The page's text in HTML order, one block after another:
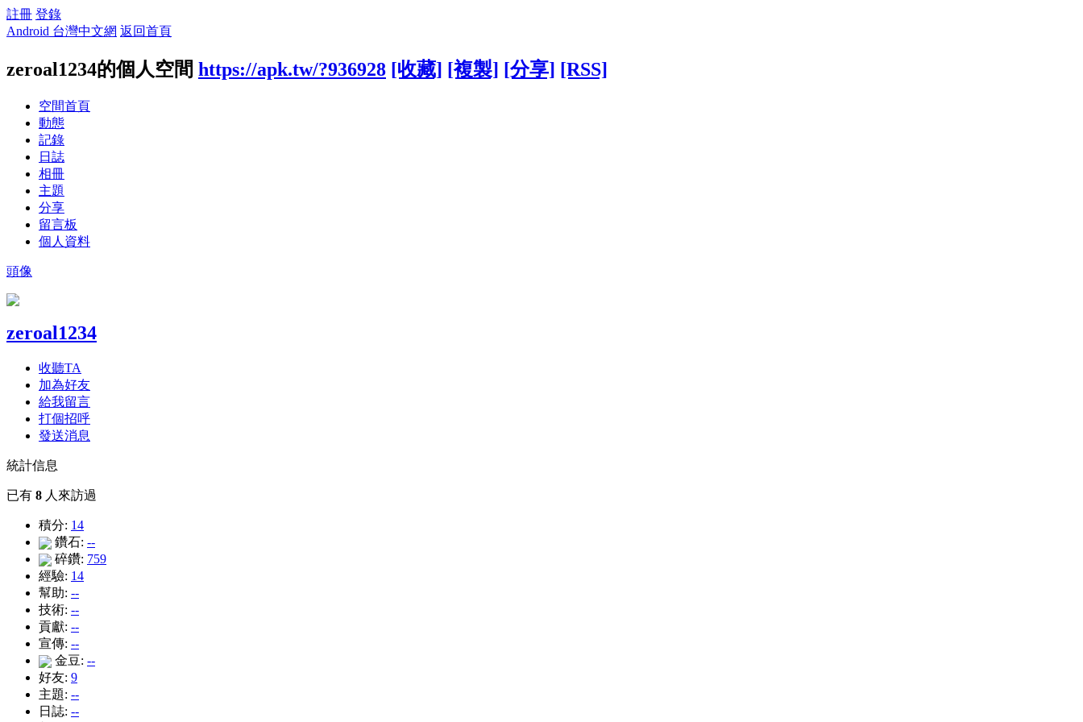
註冊 登錄
Android 台灣中文網 返回首頁
zeroal1234的個人空間 https://apk.tw/?936928 [收藏] [複製] [分享] [RSS]
空間首頁
動態
記錄
日誌
相冊
主題
分享
留言板
個人資料
頭像
zeroal1234
收聽TA
加為好友
給我留言
打個招呼
發送消息
統計信息
已有 8 人來訪過
積分: 14
鑽石: --
碎鑽: 759
經驗: 14
幫助: --
技術: --
貢獻: --
宣傳: --
金豆: --
好友: 9
主題: --
日誌: --